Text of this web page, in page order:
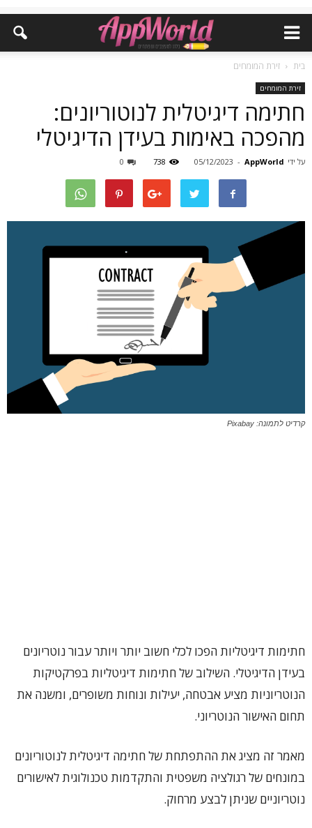
בית זירת המומחים
זירת המומחים
חתימה דיגיטלית לנוטוריונים:
מהפכה באימות בעידן הדיגיטלי
על ידי AppWorld
-
05/12/2023
738
0
קרדיט לתמונה: Pixabay
חתימות דיגיטליות הפכו לכלי חשוב יותר ויותר עבור נוטריונים
בעידן הדיגיטלי. השילוב של חתימות דיגיטליות בפרקטיקות
הנוטריוניות מציע אבטחה, יעילות ונוחות משופרים, ומשנה את
תחום האישור הנוטריוני.
מאמר זה מציג את ההתפתחת של חתימה דיגיטלית לנוטוריונים
במונחים של רגולציה משפטית והתקדמות טכנולוגית לאישורים
נוטריוניים שניתן לבצע מרחוק.